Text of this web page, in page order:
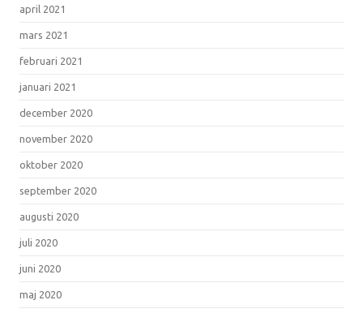
april 2021
mars 2021
februari 2021
januari 2021
december 2020
november 2020
oktober 2020
september 2020
augusti 2020
juli 2020
juni 2020
maj 2020